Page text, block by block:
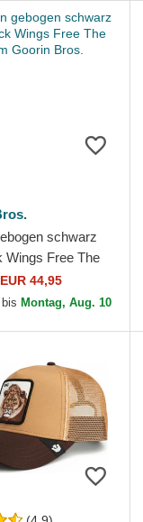
schwarz
Wings Free The
Bros.
EUR 44,95
Montag, Aug. 10